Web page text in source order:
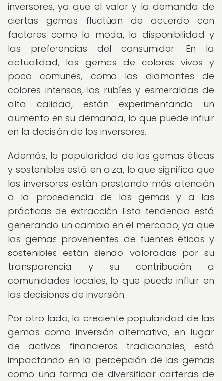
inversores, ya que el valor y la demanda de
ciertas gemas fluctúan de acuerdo con
factores como la moda, la disponibilidad y
las preferencias del consumidor. En la
actualidad, las gemas de colores vivos y
poco comunes, como los diamantes de
colores intensos, los rubíes y esmeraldas de
alta calidad, están experimentando un
aumento en su demanda, lo que puede influir
en la decisión de los inversores.
Además, la popularidad de las gemas éticas
y sostenibles está en alza, lo que significa que
los inversores están prestando más atención
a la procedencia de las gemas y a las
prácticas de extracción. Esta tendencia está
generando un cambio en el mercado, ya que
las gemas provenientes de fuentes éticas y
sostenibles están siendo valoradas por su
transparencia y su contribución a
comunidades locales, lo que puede influir en
las decisiones de inversión.
Por otro lado, la creciente popularidad de las
gemas como inversión alternativa, en lugar
de activos financieros tradicionales, está
impactando en la percepción de las gemas
como una forma de diversificar carteras de